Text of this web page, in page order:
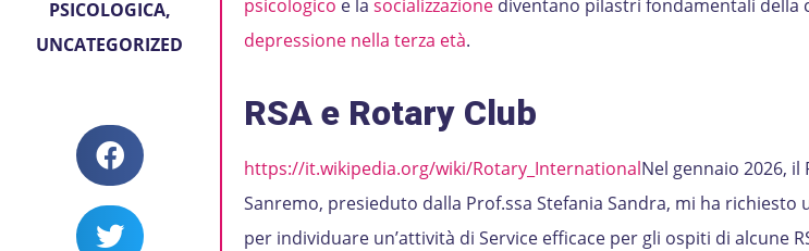
PSICOLOGICA,
UNCATEGORIZED
psicologico e la socializzazione diventano pilastri fondamentali della
depressione nella terza età.
RSA e Rotary Club
https://it.wikipedia.org/wiki/Rotary_InternationalNel gennaio 2026,
Sanremo, presieduto dalla Prof.ssa Stefania Sandra, mi ha richiesto
per individuare un’attività di Service efficace per gli ospiti di alcune